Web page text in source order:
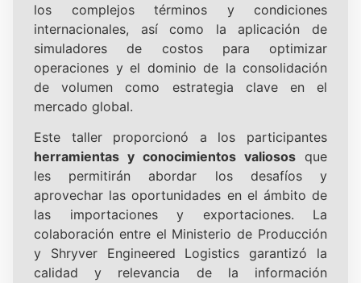
los complejos términos y condiciones
internacionales, así como la aplicación de
simuladores de costos para optimizar
operaciones y el dominio de la consolidación
de volumen como estrategia clave en el
mercado global.
Este taller proporcionó a los participantes
herramientas y conocimientos valiosos que
les permitirán abordar los desafíos y
aprovechar las oportunidades en el ámbito de
las importaciones y exportaciones. La
colaboración entre el Ministerio de Producción
y Shryver Engineered Logistics garantizó la
calidad y relevancia de la información